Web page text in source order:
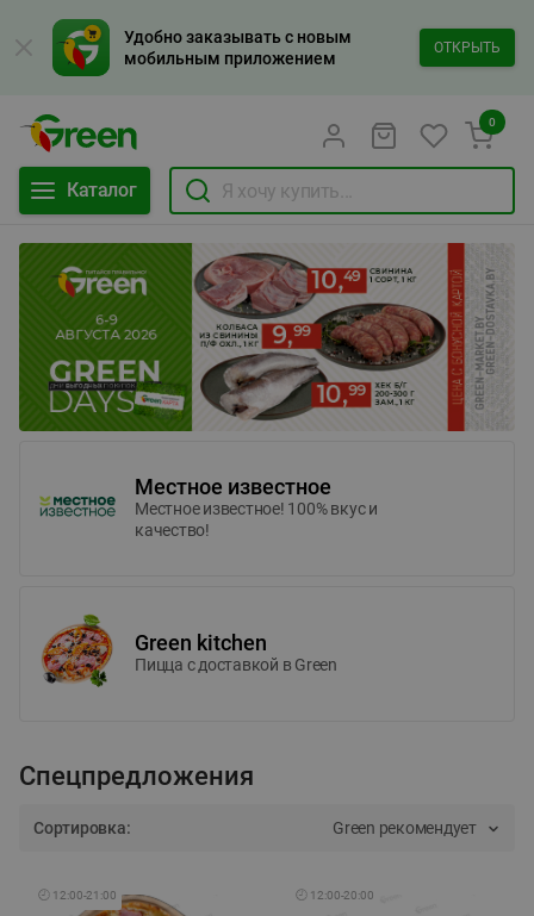
Удобно заказывать с новым
мобильным приложением
ОТКРЫТЬ
Каталог
0
Местное известное
Местное известное! 100% вкус и
качество!
Green kitchen
Пицца c доставкой в Green
Спецпредложения
Сортировка: Green рекомендует
🕘 12:00-21:00 🕘 12:00-20:00